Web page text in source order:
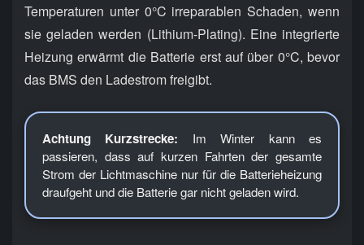
Temperaturen unter 0°C irreparablen Schaden, wenn
sie geladen werden (Lithium-Plating). Eine integrierte
Heizung erwärmt die Batterie erst auf über 0°C, bevor
das BMS den Ladestrom freigibt.
Achtung Kurzstrecke: Im Winter kann es
passieren, dass auf kurzen Fahrten der gesamte
Strom der Lichtmaschine nur für die Batterieheizung
draufgeht und die Batterie gar nicht geladen wird.